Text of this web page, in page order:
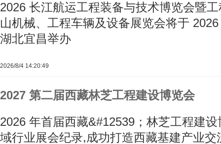
2026 长江航运工程装备与技术博览会暨
山机械、工程车辆及设备展览会将于
湖北宜昌举办
2026/8/4 14:20:49
2027 第二届西藏林芝工程建设博览会
2026 年首届西藏&#12539；林芝工程建
域行业展会纪录,成功打造西藏基建产业